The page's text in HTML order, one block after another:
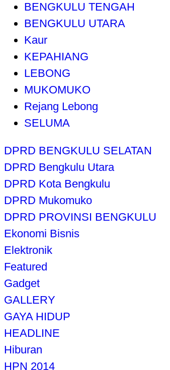
BENGKULU TENGAH
BENGKULU UTARA
Kaur
KEPAHIANG
LEBONG
MUKOMUKO
Rejang Lebong
SELUMA
DPRD BENGKULU SELATAN
DPRD Bengkulu Utara
DPRD Kota Bengkulu
DPRD Mukomuko
DPRD PROVINSI BENGKULU
Ekonomi Bisnis
Elektronik
Featured
Gadget
GALLERY
GAYA HIDUP
HEADLINE
Hiburan
HPN 2014